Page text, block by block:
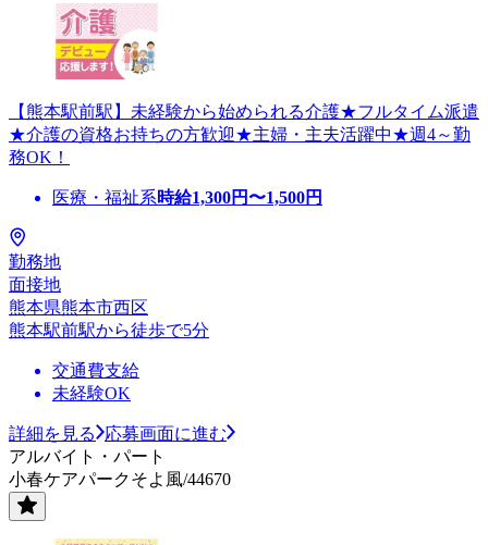
【熊本駅前駅】未経験から始められる介護★フルタイム派遣
★介護の資格お持ちの方歓迎★主婦・主夫活躍中★週4～勤
務OK！
医療・福祉系時給1,300円〜1,500円
勤務地
面接地
熊本県熊本市西区
熊本駅前駅から徒歩で5分
交通費支給
未経験OK
詳細を見る
応募画面に進む
アルバイト・パート
小春ケアパークそよ風/44670